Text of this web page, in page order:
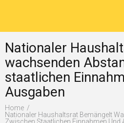
Lokal
Ratgeber
Nationaler
wachsenden
staatlichen
Ausgaben
Home
Nationaler Haushaltsrat Bemängelt